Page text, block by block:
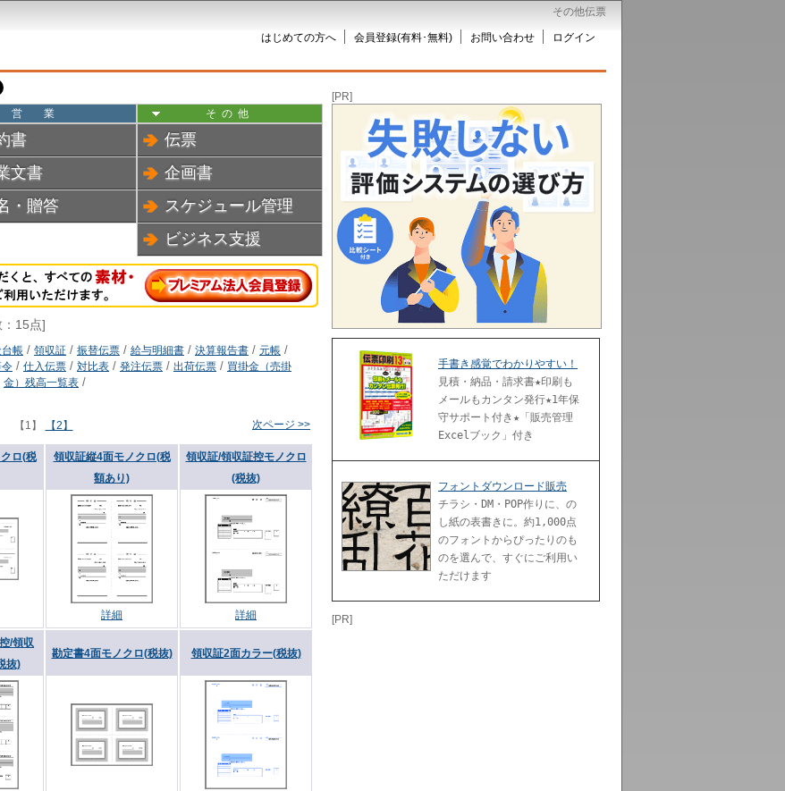
その他伝票
はじめての方へ 会員登録(有料･無料) お問い合わせ ログイン
営業
書
文書
・贈答
その他
伝票
企画書
スケジュール管理
ビジネス支援
15点]
帳/ 領収証/ 振替伝票/ 給与明細書/ 決算報告書/ 元帳/
/ 仕入伝票/ 対比表/ 発注伝票/ 出荷伝票/ 買掛金（売掛
金）残高一覧表/
【1】 【2】 次ページ >>
ロ(税
領収証縦4面モノクロ(税
額あり)
領収証/領収証控モノクロ
(税抜)
詳細 詳細
/領収
抜)
勘定書4面モノクロ(税抜) 領収証2面カラー(税抜)
[PR]
手書き感覚でわかりやすい！
見積・納品・請求書★印刷も
メールもカンタン発行★1年保
守サポート付き★「販売管理
Excelブック」付き
フォントダウンロード販売
チラシ・DM・POP作りに、の
し紙の表書きに。約1,000点
のフォントからぴったりのも
のを選んで、すぐにご利用い
ただけます
[PR]